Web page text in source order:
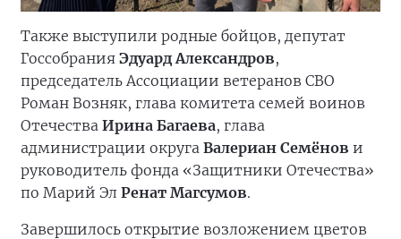
Также выступили родные бойцов, депутат
Госсобрания Эдуард Александров,
председатель Ассоциации ветеранов СВО
Роман Возняк, глава комитета семей воинов
Отечества Ирина Багаева, глава
администрации округа Валериан Семёнов и
руководитель фонда «Защитники Отечества»
по Марий Эл Ренат Магсумов.
Завершилось открытие возложением цветов